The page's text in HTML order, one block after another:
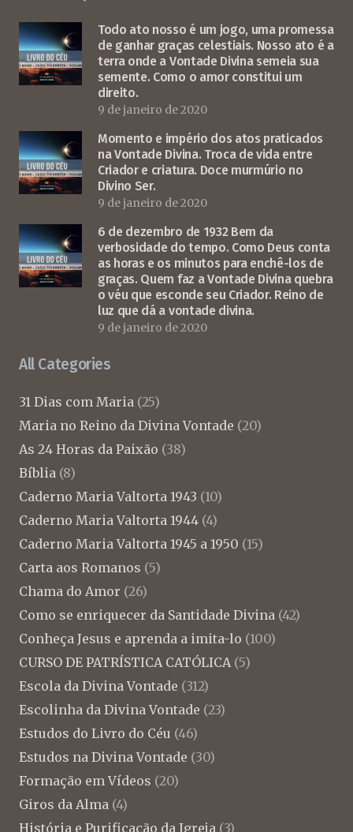
Todo ato nosso é um jogo, uma promessa
de ganhar graças celestiais. Nosso ato é a
terra onde a Vontade Divina semeia sua
semente. Como o amor constitui um
direito.
9 de janeiro de 2020
Momento e império dos atos praticados
na Vontade Divina. Troca de vida entre
Criador e criatura. Doce murmúrio no
Divino Ser.
9 de janeiro de 2020
6 de dezembro de 1932 Bem da
verbosidade do tempo. Como Deus conta
as horas e os minutos para enchê-los de
graças. Quem faz a Vontade Divina quebra
o véu que esconde seu Criador. Reino de
luz que dá a vontade divina.
9 de janeiro de 2020
All Categories
31 Dias com Maria (25)
Maria no Reino da Divina Vontade (20)
As 24 Horas da Paixão (38)
Bíblia (8)
Caderno Maria Valtorta 1943 (10)
Caderno Maria Valtorta 1944 (4)
Caderno Maria Valtorta 1945 a 1950 (15)
Carta aos Romanos (5)
Chama do Amor (26)
Como se enriquecer da Santidade Divina (42)
Conheça Jesus e aprenda a imita-lo (100)
CURSO DE PATRÍSTICA CATÓLICA (5)
Escola da Divina Vontade (312)
Escolinha da Divina Vontade (23)
Estudos do Livro do Céu (46)
Estudos na Divina Vontade (30)
Formação em Vídeos (20)
Giros da Alma (4)
História e Purificação da Igreja (3)